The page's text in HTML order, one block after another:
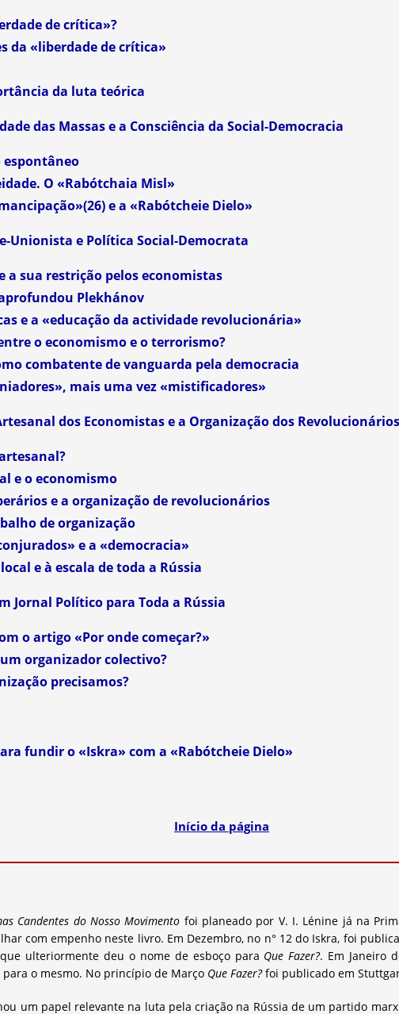
de crítica»?
da «liberdade de crítica»
da luta teórica
das Massas e a Consciência da Social-Democracia
espontâneo
O «Rabótchaia Misl»
e a «Rabótcheie Dielo»
Unionista e Política Social-Democrata
a sua restrição pelos economistas
Plekhánov
e a «educação da actividade revolucionária»
o economismo e o terrorismo?
combatente de vanguarda pela democracia
mais uma vez «mistificadores»
dos Economistas e a Organização dos Revolucionários
e o economismo
e a organização de revolucionários
de organização
e a «democracia»
e à escala de toda a Rússia
Jornal Político para Toda a Rússia
o artigo «Por onde começar?»
organizador colectivo?
precisamos?
fundir o «Iskra» com a «Rabótcheie Dielo»
Início da página
Candentes do Nosso Movimento foi planeado por V. I. Lénine já na
com empenho neste livro. Em Dezembro, no n° 12 do Iskra, foi
ulteriormente deu o nome de esboço para Que Fazer?. Em Janeiro
o mesmo. No princípio de Março Que Fazer?foi publicado em
um papel relevante na luta pela criação na Rússia de um partido